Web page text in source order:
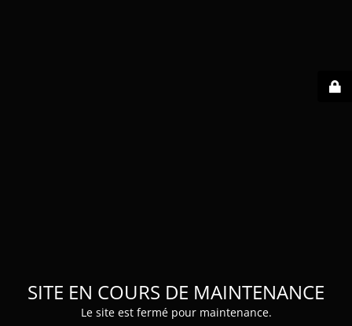
SITE EN COURS DE MAINTENANCE
Le site est fermé pour maintenance.